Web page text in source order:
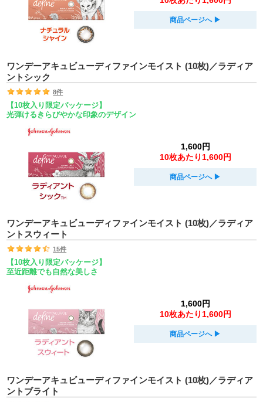
商品ページへ ▶︎
ワンデーアキュビューディファインモイスト (10枚)／ラディア
ントシック
8件
【10枚入り限定パッケージ】
光弾けるきらびやかな印象のデザイン
1,600円
10枚あたり1,600円
商品ページへ ▶︎
ワンデーアキュビューディファインモイスト (10枚)／ラディア
ントスウィート
15件
【10枚入り限定パッケージ】
至近距離でも自然な美しさ
1,600円
10枚あたり1,600円
商品ページへ ▶︎
ワンデーアキュビューディファインモイスト (10枚)／ラディア
ントブライト